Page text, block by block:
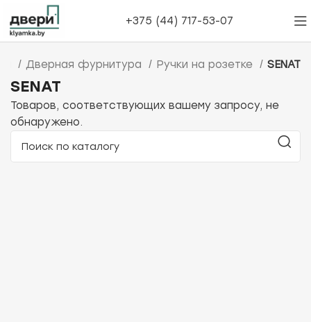
+375 (44) 717-53-07
Дверная фурнитура Ручки на розетке SENAT
SENAT
Товаров, соответствующих вашему запросу, не
обнаружено.